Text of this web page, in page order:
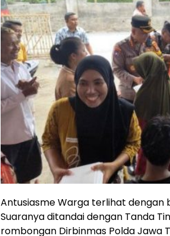
Antusiasme Warga terlihat dengan
Suaranya ditandai dengan Tanda
rombongan Dirbinmas Polda Jawa